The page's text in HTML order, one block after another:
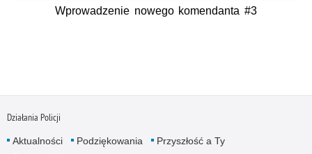
Wprowadzenie nowego komendanta #3
Działania Policji
Aktualności Podziękowania
Przyszłość a Ty